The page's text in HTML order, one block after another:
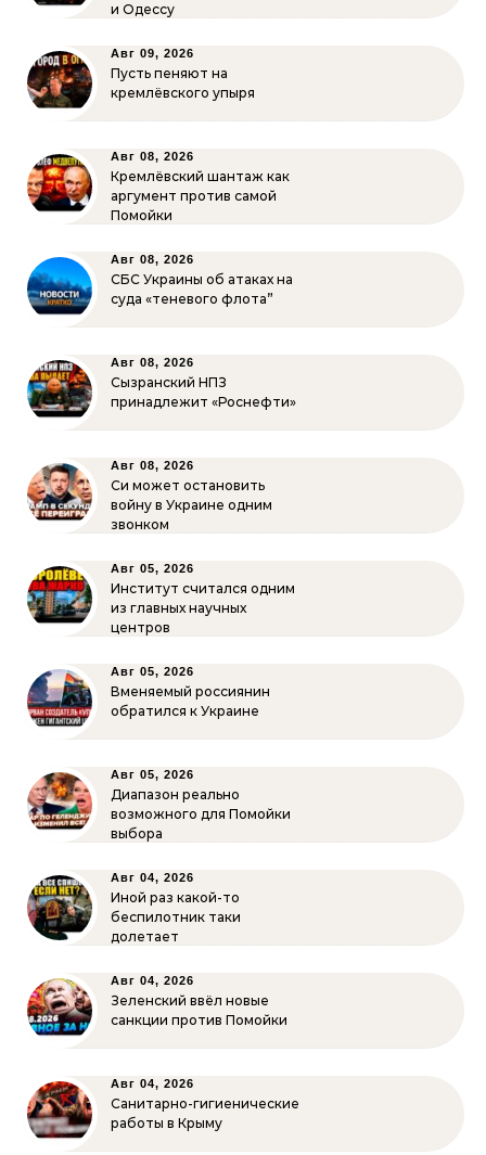
и Одессу
Авг 09, 2026
Пусть пеняют на
кремлёвского упыря
Авг 08, 2026
Кремлёвский шантаж как
аргумент против самой
Помойки
Авг 08, 2026
СБС Украины об атаках на
суда «теневого флота”
Авг 08, 2026
Сызранский НПЗ
принадлежит «Роснефти»
Авг 08, 2026
Си может остановить
войну в Украине одним
звонком
Авг 05, 2026
Институт считался одним
из главных научных
центров
Авг 05, 2026
Вменяемый россиянин
обратился к Украине
Авг 05, 2026
Диапазон реально
возможного для Помойки
выбора
Авг 04, 2026
Иной раз какой-то
беспилотник таки
долетает
Авг 04, 2026
Зеленский ввёл новые
санкции против Помойки
Авг 04, 2026
Санитарно-гигиенические
работы в Крыму